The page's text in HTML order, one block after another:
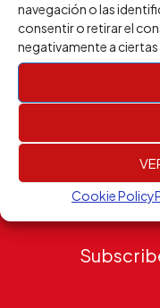
navegación o las
consentir o retirar el
negativamente a
Cookie Policy
Santa Coloma
Email: